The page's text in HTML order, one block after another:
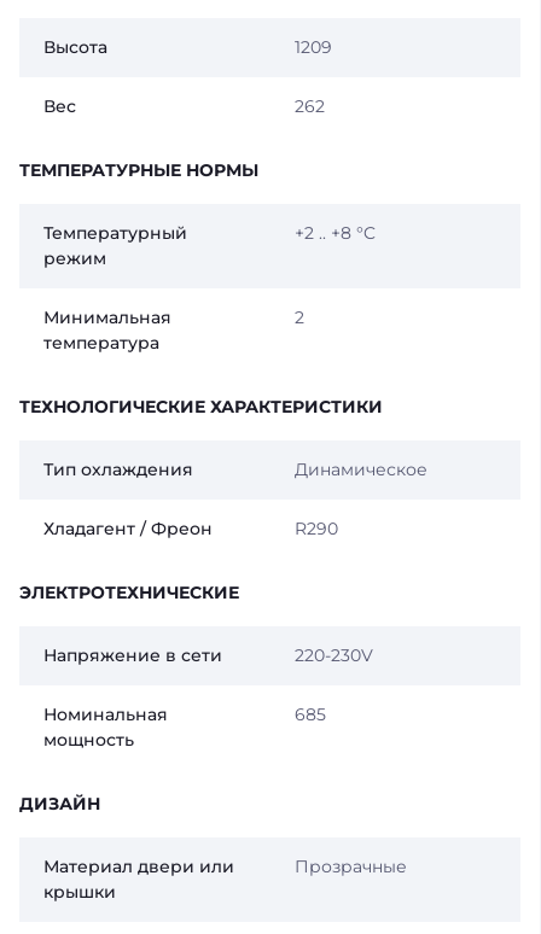
Высота 1209
Вес 262
ТЕМПЕРАТУРНЫЕ НОРМЫ
Температурный
режим
+2 .. +8 °C
Минимальная
температура
2
ТЕХНОЛОГИЧЕСКИЕ ХАРАКТЕРИСТИКИ
Тип охлаждения Динамическое
Хладагент / Фреон R290
ЭЛЕКТРОТЕХНИЧЕСКИЕ
Напряжение в сети 220-230V
Номинальная
мощность
685
ДИЗАЙН
Материал двери или
крышки
Прозрачные